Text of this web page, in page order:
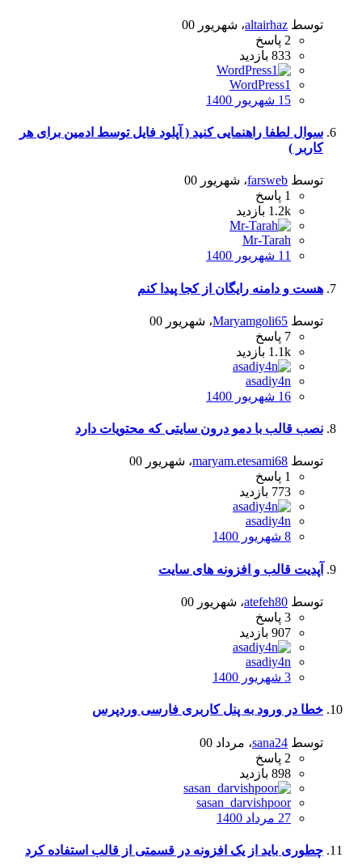
توسط altairhaz، شهریور 00
2 پاسخ
833 بازدید
WordPress1
15 شهریور 1400
سوال لطفا راهنمایی کنید ( آپلود فایل توسط ادمین برای هر
کاربر )
توسط farsweb، شهریور 00
1 پاسخ
1.2k بازدید
Mr-Tarah
11 شهریور 1400
هست و دامنه رایگان از کجا پیدا کنم
توسط Maryamgoli65، شهریور 00
7 پاسخ
1.1k بازدید
asadiy4n
16 شهریور 1400
نصب قالب با دمو درون سایتی که محتویات دارد
توسط maryam.etesami68، شهریور 00
1 پاسخ
773 بازدید
asadiy4n
8 شهریور 1400
آپدیت قالب و افزونه های سایت
توسط atefeh80، شهریور 00
3 پاسخ
907 بازدید
asadiy4n
3 شهریور 1400
خطا در ورود به پنل کاربری فارسی وردپرس
توسط sana24، مرداد 00
2 پاسخ
898 بازدید
sasan_darvishpoor
27 مرداد 1400
چطوری باید از یک افزونه در قسمتی از قالب استفاده کرد